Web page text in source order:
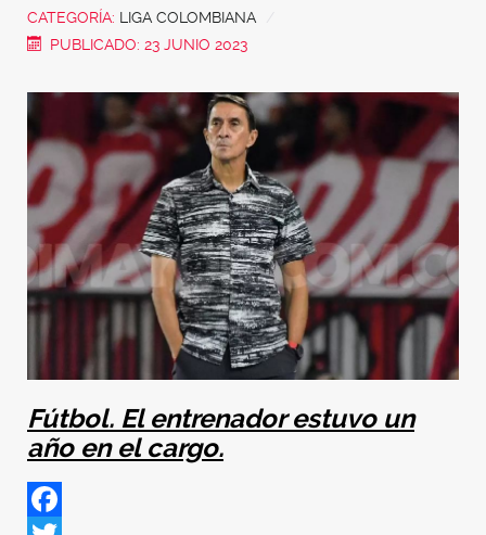
CATEGORÍA: LIGA COLOMBIANA
PUBLICADO: 23 JUNIO 2023
Fútbol. El entrenador estuvo un
año en el cargo.